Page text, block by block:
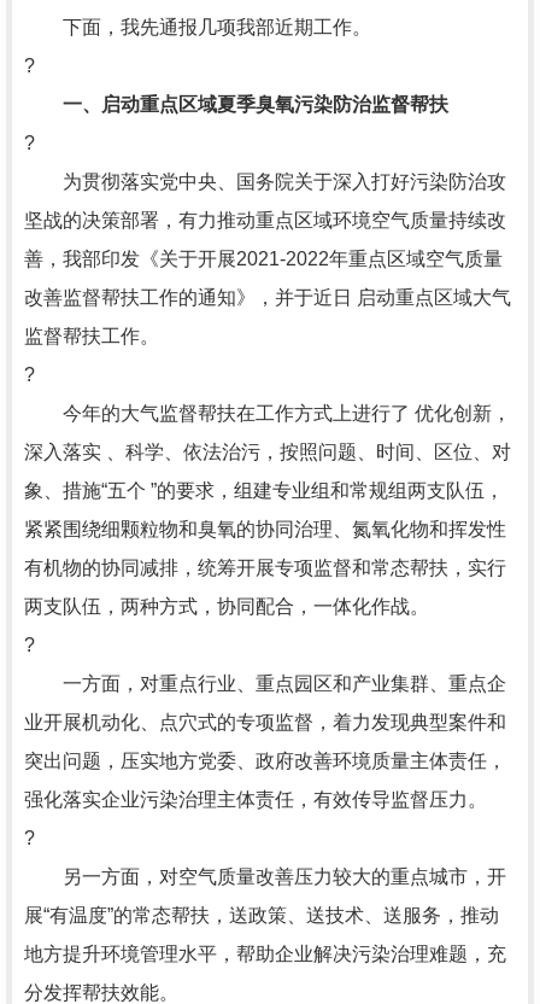
下面，我先通报几项我部近期工作。
?
一、启动重点区域夏季臭氧污染防治监督帮扶
?
为贯彻落实党中央、国务院关于深入打好污染防治攻
坚战的决策部署，有力推动重点区域环境空气质量持续改
善，我部印发《关于开展2021-2022年重点区域空气质量
改善监督帮扶工作的通知》，并于近日 启动重点区域大气
监督帮扶工作。
?
今年的大气监督帮扶在工作方式上进行了 优化创新，
深入落实 、科学、依法治污，按照问题、时间、区位、对
象、措施“五个 ”的要求，组建专业组和常规组两支队伍，
紧紧围绕细颗粒物和臭氧的协同治理、氮氧化物和挥发性
有机物的协同减排，统筹开展专项监督和常态帮扶，实行
两支队伍，两种方式，协同配合，一体化作战。
?
一方面，对重点行业、重点园区和产业集群、重点企
业开展机动化、点穴式的专项监督，着力发现典型案件和
突出问题，压实地方党委、政府改善环境质量主体责任，
强化落实企业污染治理主体责任，有效传导监督压力。
?
另一方面，对空气质量改善压力较大的重点城市，开
展“有温度”的常态帮扶，送政策、送技术、送服务，推动
地方提升环境管理水平，帮助企业解决污染治理难题，充
分发挥帮扶效能。